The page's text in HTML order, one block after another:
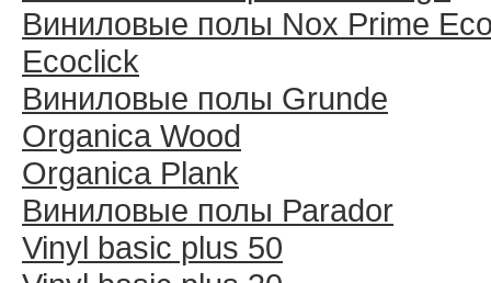
Виниловые полы Nox Prime
Ecoclick
Виниловые полы Grunde
Organica Wood
Organica Plank
Виниловые полы Раrador
Vinyl basic plus 50